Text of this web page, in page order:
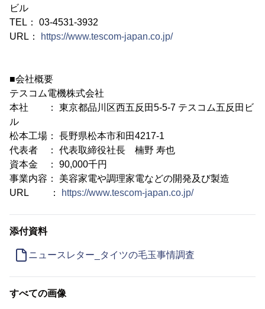
ビル
TEL： 03-4531-3932
URL：
https://www.tescom-japan.co.jp/
■会社概要
テスコム電機株式会社
本社 ： 東京都品川区西五反田5-5-7 テスコム五反田ビ
ル
松本工場： 長野県松本市和田4217-1
代表者 ： 代表取締役社長 楠野 寿也
資本金 ： 90,000千円
事業内容： 美容家電や調理家電などの開発及び製造
URL ：
https://www.tescom-japan.co.jp/
添付資料
ニュースレター_タイツの毛玉事情調査
すべての画像